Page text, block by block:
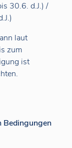
30.6. d.J.) /
laut
zum
ist